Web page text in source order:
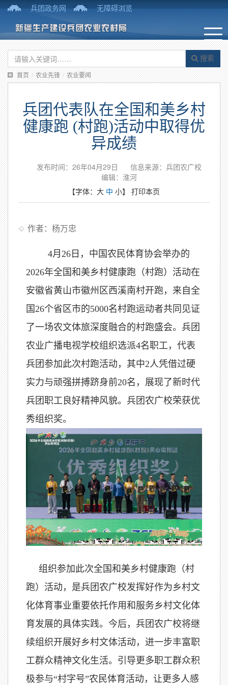
兵团政务网 无障碍浏览
搜索
首页 / 农业先锋 / 农业要闻
兵团代表队在全国和美乡村
健康跑 (村跑)活动中取得优
异成绩
发布时间：26年04月29日
信息来源：兵团农广校
编辑：淮河
【字体： 大 中 小】 打印本页
作者：杨万忠
4月26日，中国农民体育协会举办的
2026年全国和美乡村健康跑（村跑）活动在
安徽省黄山市徽州区西溪南村开跑，来自全
国26个省区市的5000名村跑运动者共同见证
了一场农文体旅深度融合的村跑盛会。兵团
农业广播电视学校组织选派4名职工，代表
兵团参加此次村跑活动，其中2人凭借过硬
实力与顽强拼搏跻身前20名，展现了新时代
兵团职工良好精神风貌。兵团农广校荣获优
秀组织奖。
组织参加此次全国和美乡村健康跑（村
跑）活动，是兵团农广校发挥好作为乡村文
化体育事业重要依托作用和服务乡村文化体
育发展的具体实践。今后，兵团农广校将继
续组织开展好乡村文体活动，进一步丰富职
工群众精神文化生活。引导更多职工群众积
极参与“村字号”农民体育活动，让更多人感